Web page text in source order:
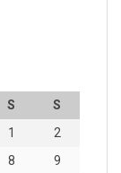
S
S
1
2
8
9